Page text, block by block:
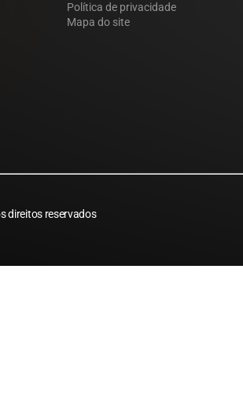
Política de privacidade
Mapa do site
direitos reservados